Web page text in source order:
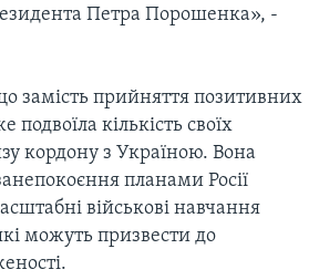
Петра Порошенка», -
замість прийняття позитивних
подвоїла кількість своїх
кордону з Україною. Вона
планами Росії
військові навчання
можуть призвести до